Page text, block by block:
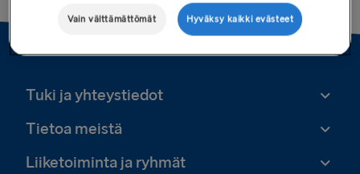
Tuki ja yhteystiedot
Tietoa meistä
Liiketoiminta ja ryhmät
Vain välttämättömät Hyväksy kaikki evästeet